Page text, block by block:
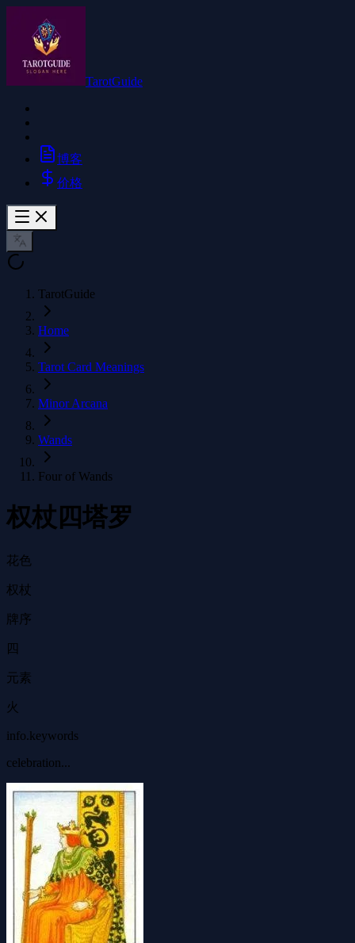
TarotGuide
博客
价格
TarotGuide
Home
Tarot Card Meanings
Minor Arcana
Wands
Four of Wands
权杖四塔罗
花色
权杖
牌序
四
元素
火
info.keywords
celebration...